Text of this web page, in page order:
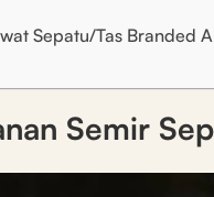
Sepatu/Tas Branded
Semir